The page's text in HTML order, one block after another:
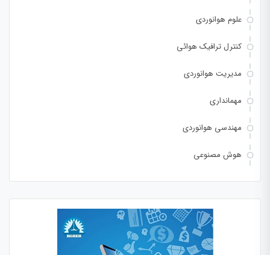
علوم هوانوردی
کنترل ترافیک هوائی
مدیریت هوانوردی
مهمانداری
مهندسی هوانوردی
هوش مصنوعی